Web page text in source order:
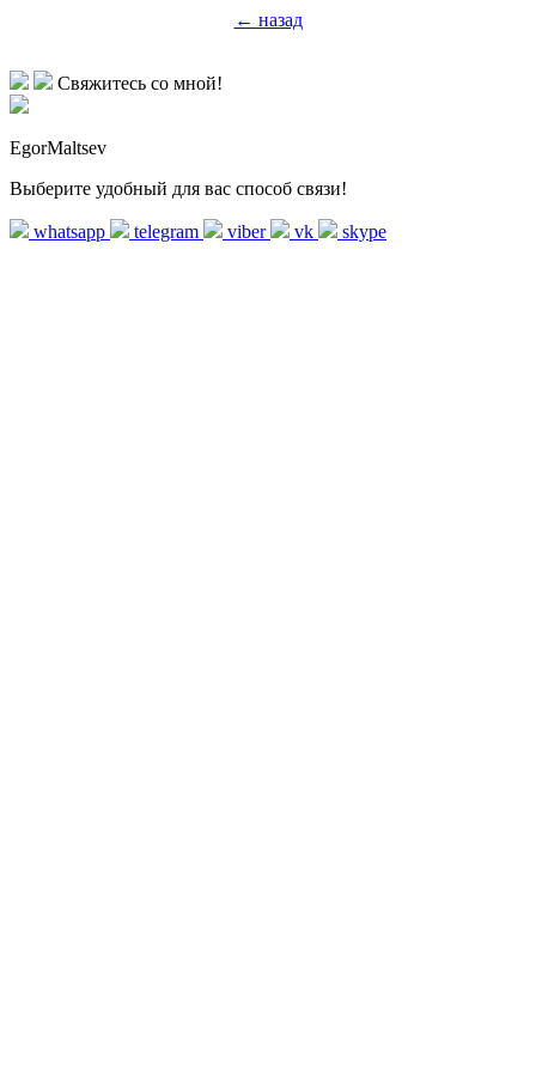
← назад
Свяжитесь со мной!
EgorMaltsev
Выберите удобный для вас способ связи!
whatsapp telegram viber vk skype